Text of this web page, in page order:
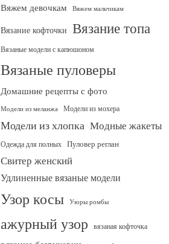
Вяжем девочкам Вяжем мальчикам
Вязание кофточки Вязание топа
Вязаные модели с капюшоном
Вязаные пуловеры
Домашние рецепты с фото
Модели из меланжа Модели из мохера
Модели из хлопка Модные жакеты
Одежда для полных Пуловер реглан
Свитер женский
Удлиненные вязаные модели
Узор косы Узоры ромбы
ажурный узор вязаная кофточка